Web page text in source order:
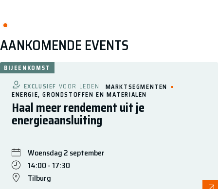
AANKOMENDE EVENTS
Haal meer rendement uit je
energieaansluiting
Woensdag 2 september
14:00 - 17:30
Tilburg
EXCLUSIEF VOOR LEDEN
MARKTSEGMENTEN
ENERGIE, GRONDSTOFFEN EN MATERIALEN
BIJEENKOMST